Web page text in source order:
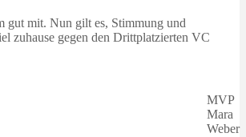
gut mit. Nun gilt es, Stimmung und
zuhause gegen den Drittplatzierten VC
MVP
Mara
Weber